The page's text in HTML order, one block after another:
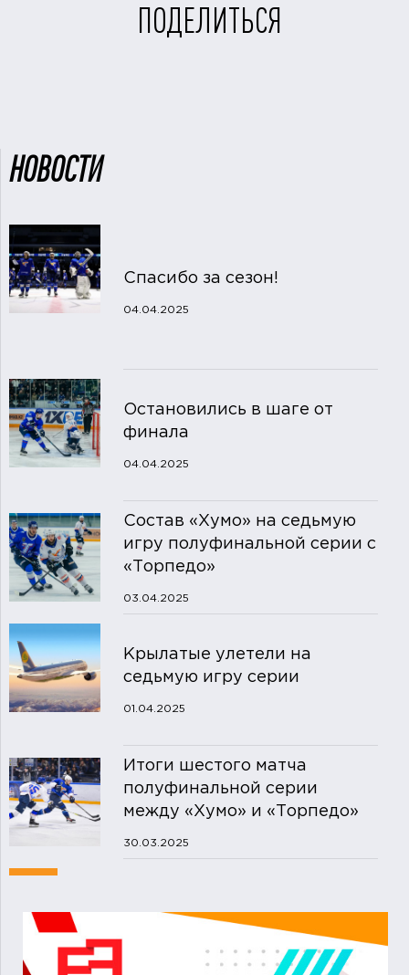
ПОДЕЛИТЬСЯ
НОВОСТИ
Спасибо за сезон!
04.04.2025
Остановились в шаге от
финала
04.04.2025
Состав «Хумо» на седьмую
игру полуфинальной серии с
«Торпедо»
03.04.2025
Крылатые улетели на
седьмую игру серии
01.04.2025
Итоги шестого матча
полуфинальной серии
между «Хумо» и «Торпедо»
30.03.2025